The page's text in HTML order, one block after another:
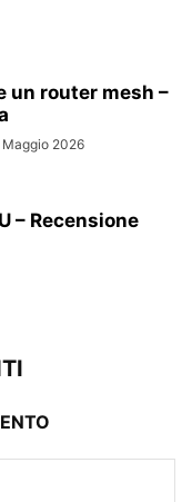
un router mesh –
Maggio 2026
– Recensione